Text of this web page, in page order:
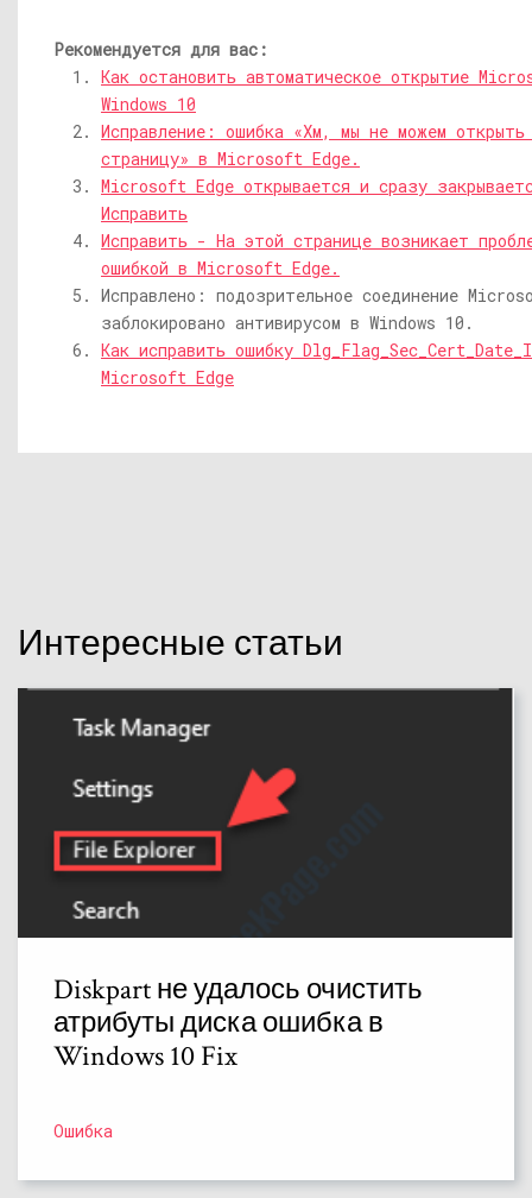
Рекомендуется для вас:
Как остановить автоматическое открытие
Windows 10
Исправление: ошибка «Хм, мы не можем открыть
страницу» в Microsoft Edge.
Microsoft Edge открывается и сразу
Исправить
Исправить - На этой странице возникает
ошибкой в ​​Microsoft Edge.
Исправлено: подозрительное соединение
заблокировано антивирусом в Windows 10.
Как исправить ошибку
Microsoft Edge
Интересные статьи
Diskpart не удалось очистить
атрибуты диска ошибка в
Windows 10 Fix
Ошибка